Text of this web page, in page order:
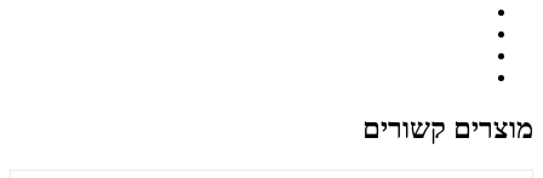
מוצרים קשורים